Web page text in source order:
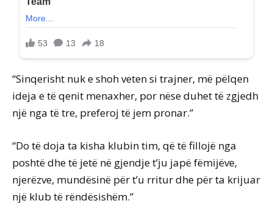
“Sinqerisht nuk e shoh veten si trajner, më pëlqen
ideja e të qenit menaxher, por nëse duhet të zgjedh
një nga të tre, preferoj të jem pronar.”
“Do të doja ta kisha klubin tim, që të fillojë nga
poshtë dhe të jetë në gjendje t’ju japë fëmijëve,
njerëzve, mundësinë për t’u rritur dhe për ta krijuar
një klub të rëndësishëm.”